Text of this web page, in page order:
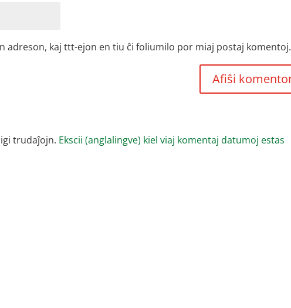
adreson, kaj ttt-ejon en tiu ĉi foliumilo por miaj postaj komentoj.
trudaĵojn. Ekscii (anglalingve) kiel viaj komentaj datumoj estas